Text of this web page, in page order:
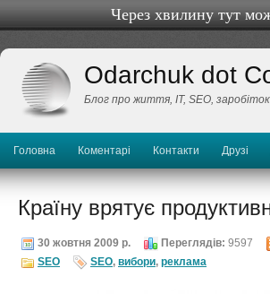
Через хвилину тут
Odarchuk dot
Блог про життя, IТ, SEO,
Головна Коментарі Контакти Друзі
Країну врятує
30 жовтня 2009 р. Переглядів: 9597
SEO
SEO, вибори, реклама